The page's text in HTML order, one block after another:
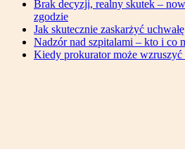
Brak decyzji, realny skutek –
zgodzie
Jak skutecznie zaskarżyć
Nadzór nad szpitalami – kto i co
Kiedy prokurator może wzruszyć